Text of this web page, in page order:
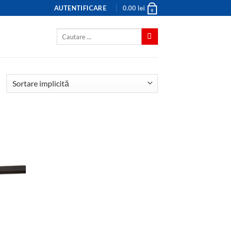
AUTENTIFICARE 0.00 lei 0